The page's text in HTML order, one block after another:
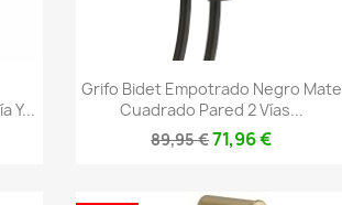
Y...
Vista rápida
Grifo Bidet Empotrado Negro Mate
Cuadrado Pared 2 Vías...
89,95 €71,96 €